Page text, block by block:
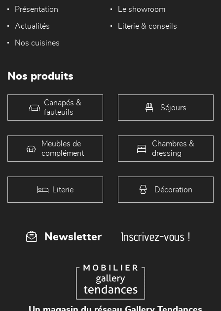
Présentation Le showroom
Actualités Literie & conseils
Nos cuisines
Nos produits
Canapés &
fauteuils
Séjours
Meubles de
complément
Chambres &
dressing
Literie Décoration
Newsletter Inscrivez-vous !